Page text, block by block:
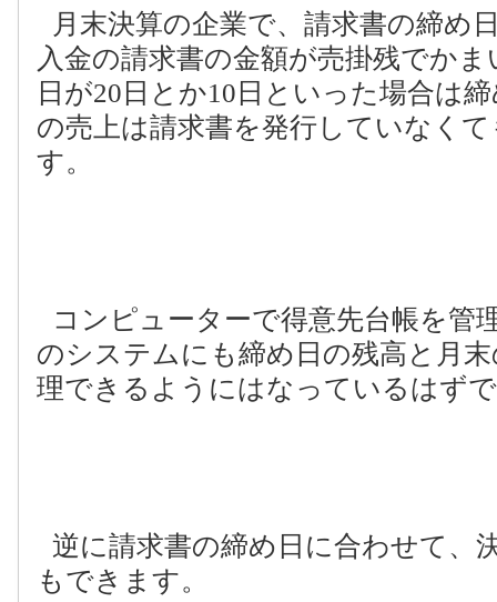
月末決算の企業で、請求書の締め
入金の請求書の金額が売掛残でか
日が20 日とか10 日といった場合は
の売上は請求書を発行していなく
す。
コンピューターで得意先台帳を管
のシステムにも締め日の残高と月
理できるようにはなっているはず
逆に請求書の締め日に合わせて、
もできます。